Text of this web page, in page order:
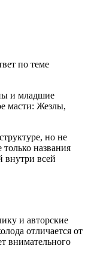
по теме
и младшие
масти: Жезлы,
но не
названия
внутри всей
и авторские
отличается от
внимательного